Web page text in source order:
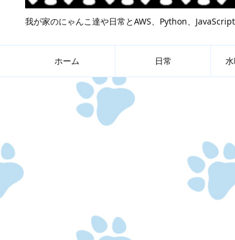
我が家のにゃんこ達や日常とAWS、Python、
ホーム 日常